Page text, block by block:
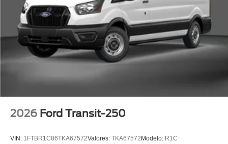
2026 Ford Transit-250
VIN: 1FTBR1C86TKA67572Valores: TKA67572 Modelo: R1C